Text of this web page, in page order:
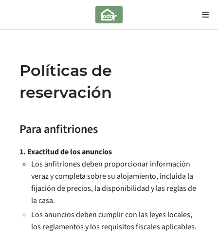
Políticas de
reservación
Para anfitriones
1. Exactitud de los anuncios
Los anfitriones deben proporcionar información
veraz y completa sobre su alojamiento, incluida la
fijación de precios, la disponibilidad y las reglas de
la casa.
Los anuncios deben cumplir con las leyes locales,
los reglamentos y los requisitos fiscales aplicables.